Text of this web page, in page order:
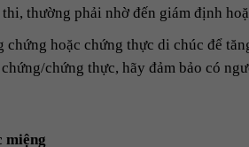
thường phải nhờ đến giám định
chứng hoặc chứng thực di chúc để
chứng thực, hãy đảm bảo có
miệng